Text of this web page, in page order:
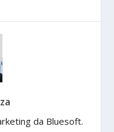
da Bluesoft.